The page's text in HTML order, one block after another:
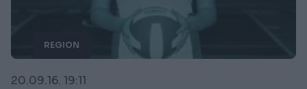
REGION
20.09.16. 19:11